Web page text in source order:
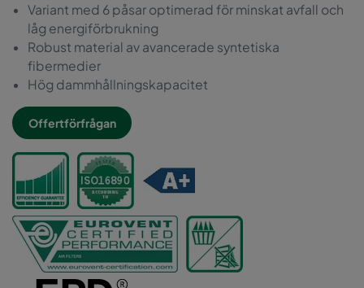
Variant med 6 påsar optimerad för minskat avfall och
låg energiförbrukning
Robust material av avancerade syntetiska
fibermedier
Hög dammhållningskapacitet
Offertförfrågan